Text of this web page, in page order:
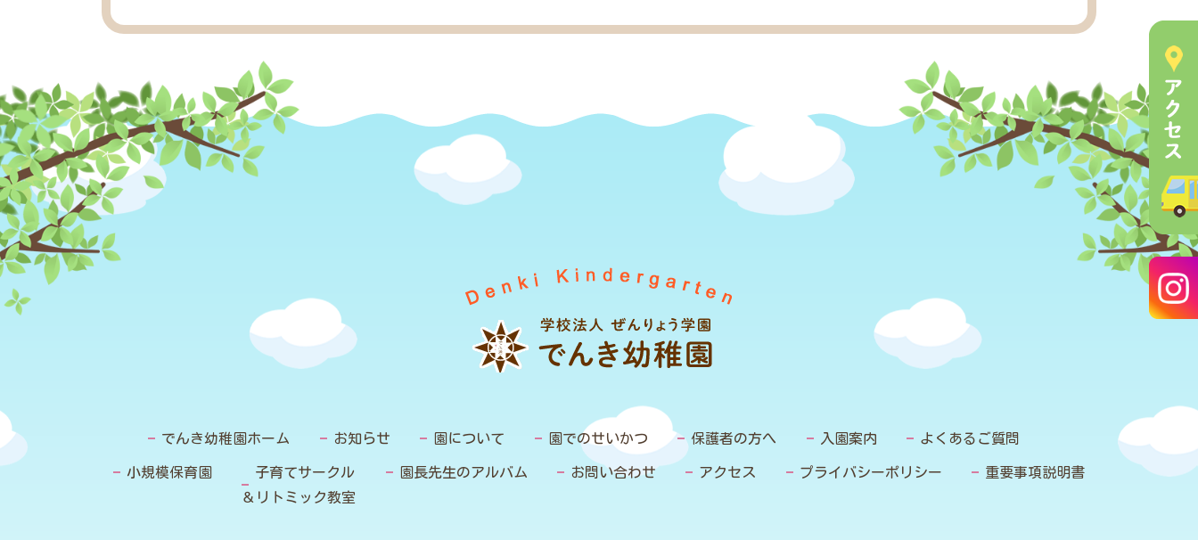
でんき幼稚園ホーム お知らせ 園について 園でのせいかつ 保護者の方へ 入園案内 よくあるご質問
小規模保育園
子育てサークル
＆リトミック教室
園長先生のアルバム お問い合わせ アクセス プライバシーポリシー 重要事項説明書